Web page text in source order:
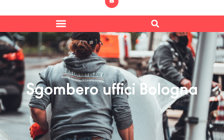
Sgombero uffici Bologna